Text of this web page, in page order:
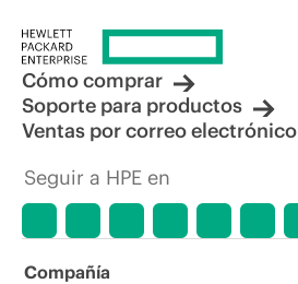
Cómo comprar
Soporte para productos
Ventas por correo electrónico
Seguir a HPE en
Compañía